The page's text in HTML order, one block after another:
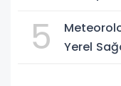
5
Yerel